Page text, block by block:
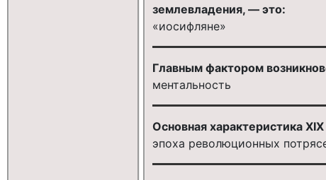
землевладения, — это:
«иосифляне»
Главным фактором
ментальность
Основная характеристика
эпоха революционных